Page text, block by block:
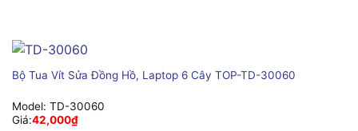
Bộ Tua Vít Sửa Đồng Hồ, Laptop 6 Cây TOP-TD-30060
Model: TD-30060
Giá:42,000₫